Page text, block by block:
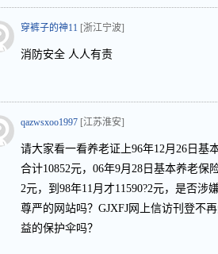
穿裤子的神11 [浙江宁波]
消防安全 人人有责
qazwsxoo1997 [江苏淮安]
请大家看一看养老证上96年12月26日基
合计10852元，06年9月28日基本养老保
2元，到98年11月才11590?2元，是否
尊严的网站吗？GJXFJ网上信访刊登不
益的保护伞吗？